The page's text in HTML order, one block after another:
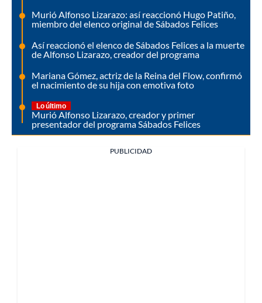
Murió Alfonso Lizarazo: así reaccionó Hugo Patiño,
miembro del elenco original de Sábados Felices
Así reaccionó el elenco de Sábados Felices a la muerte
de Alfonso Lizarazo, creador del programa
Mariana Gómez, actriz de la Reina del Flow, confirmó
el nacimiento de su hija con emotiva foto
Lo último
Murió Alfonso Lizarazo, creador y primer
presentador del programa Sábados Felices
PUBLICIDAD